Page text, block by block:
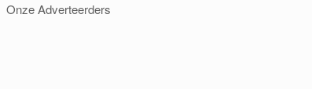
Onze Adverteerders